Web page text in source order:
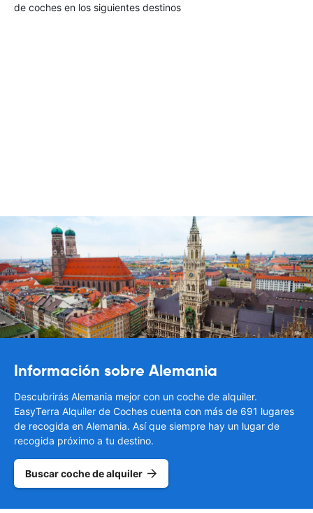
de coches en los siguientes destinos
Información sobre Alemania
Descubrirás Alemania mejor con un coche de alquiler.
EasyTerra Alquiler de Coches cuenta con más de 691 lugares
de recogida en Alemania. Así que siempre hay un lugar de
recogida próximo a tu destino.
Buscar coche de alquiler